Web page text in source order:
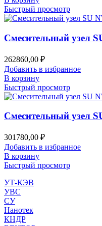
Быстрый просмотр
Смесительный узел
262860,00 ₽
Добавить в избранное
В корзину
Быстрый просмотр
Смесительный узел
301780,00 ₽
Добавить в избранное
В корзину
Быстрый просмотр
УТ-КЭВ
УВС
СУ
Нанотек
КНДР